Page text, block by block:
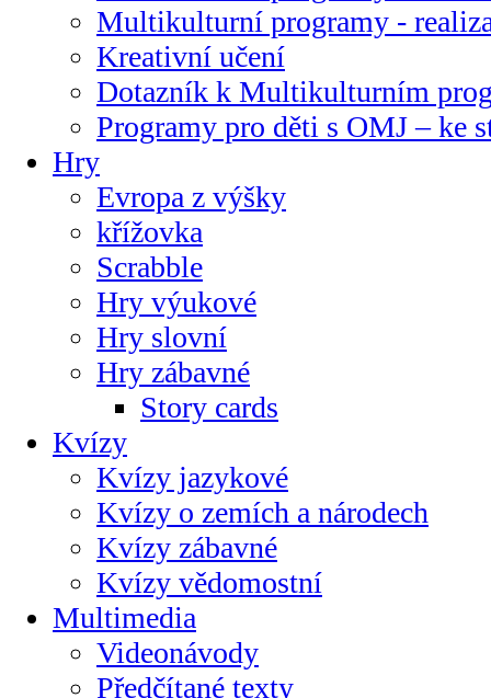
Multikulturní programy -
Kreativní učení
Dotazník k Multikulturním
Programy pro děti s OMJ – ke
Hry
Evropa z výšky
křížovka
Scrabble
Hry výukové
Hry slovní
Hry zábavné
Story cards
Kvízy
Kvízy jazykové
Kvízy o zemích a národech
Kvízy zábavné
Kvízy vědomostní
Multimedia
Videonávody
Předčítané texty